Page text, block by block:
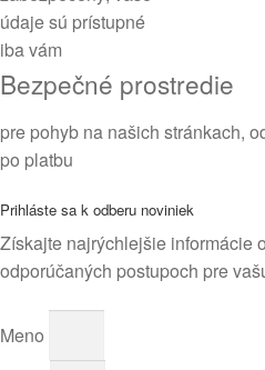
Bezpečné prostredie
pre pohyb na našich stránkach,
po platbu
Prihláste sa k odberu noviniek
Získajte najrýchlejšie informácie
odporúčaných postupoch pre
Meno